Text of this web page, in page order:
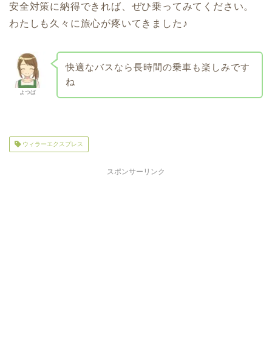
安全対策に納得できれば、ぜひ乗ってみてください。
わたしも久々に旅心が疼いてきました♪
よつば
快適なバスなら長時間の乗車も楽しみです
ね
ウィラーエクスプレス
スポンサーリンク